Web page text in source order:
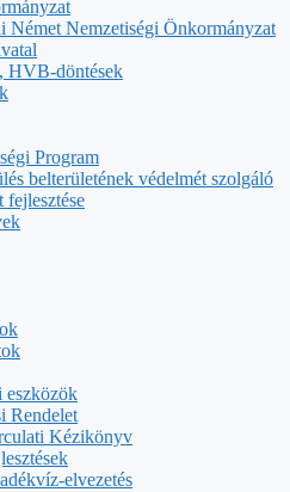
Német Nemzetiségi Önkormányzat
HVB-döntések
Program
belterületének védelmét szolgáló
fejlesztése
eszközök
Rendelet
Kézikönyv
elvezetés